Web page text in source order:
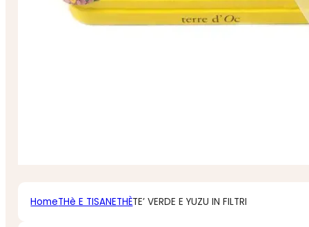
HomeTHè E TISANETHÈTE’ VERDE E YUZU IN FILTRI